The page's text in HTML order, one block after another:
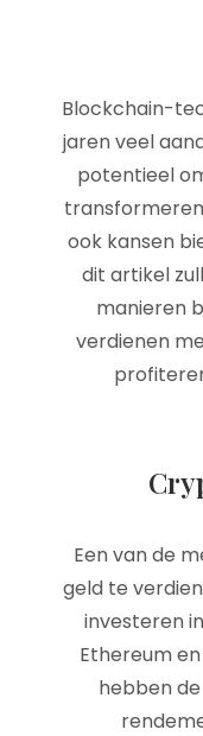
Blockchain-
jaren veel
potentieel
ook kansen
dit artikel
manieren
verdienen
Een van de
geld te
investeren
Ethereum
hebben